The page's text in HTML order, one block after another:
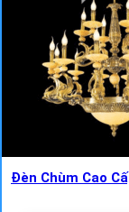
Đèn Chùm Cao